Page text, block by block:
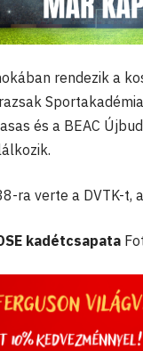
rendezik a
és a BEAC
ra verte a DVTK-t,
kadétcsapata